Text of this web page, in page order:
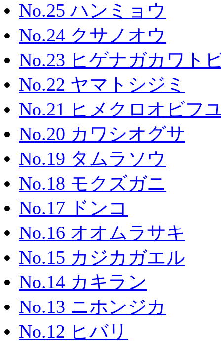
No.25 ハンミョウ
No.24 クサノオウ
No.23 ヒゲナガカワト
No.22 ヤマトシジミ
No.21 ヒメクロオビフ
No.20 カワシオグサ
No.19 タムラソウ
No.18 モクズガニ
No.17 ドンコ
No.16 オオムラサキ
No.15 カジカガエル
No.14 カキラン
No.13 ニホンジカ
No.12 ヒバリ